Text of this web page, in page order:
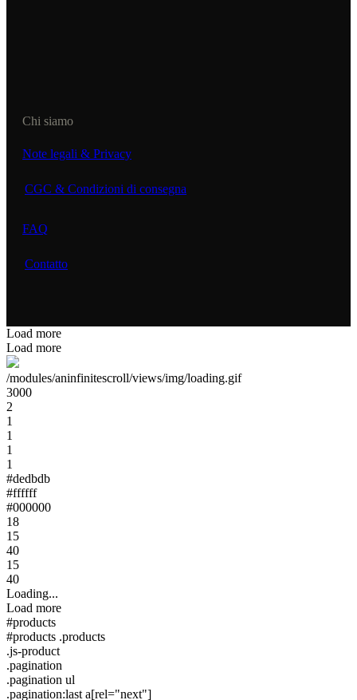
Chi siamo
Note legali & Privacy
CGC & Condizioni di consegna
FAQ
Contatto
Load more
Load more
/modules/aninfinitescroll/views/img/loading.gif
3000
2
1
1
1
1
#dedbdb
#ffffff
#000000
18
15
40
15
40
Loading...
Load more
#products
#products .products
.js-product
.pagination
.pagination ul
.pagination:last a[rel="next"]